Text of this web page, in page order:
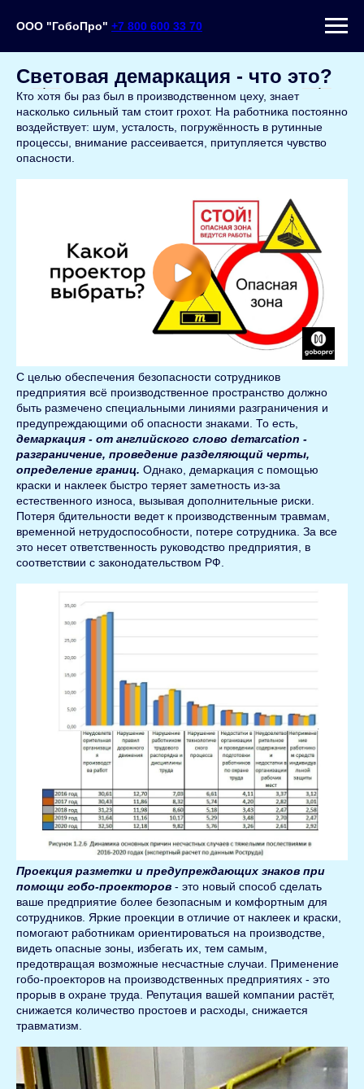
ООО "ГобоПро" +7 800 600 33 70
Световая демаркация - что это?
Кто хотя бы раз был в производственном цеху, знает
насколько сильный там стоит грохот. На работника постоянно
воздействует: шум, усталость, погружённость в рутинные
процессы, внимание рассеивается, притупляется чувство
опасности.
С целью обеспечения безопасности сотрудников
предприятия всё производственное пространство должно
быть размечено специальными линиями разграничения и
предупреждающими об опасности знаками. То есть,
демаркация - от английского слово demarcation -
разграничение, проведение разделяющий черты,
определение границ. Однако, демаркация с помощью
краски и наклеек быстро теряет заметность из-за
естественного износа, вызывая дополнительные риски.
Потеря бдительности ведет к производственным травмам,
временной нетрудоспособности, потере сотрудника. За все
это несет ответственность руководство предприятия, в
соответствии с законодательством РФ.
Проекция разметки и предупреждающих знаков при
помощи гобо-проекторов - это новый способ сделать
ваше предприятие более безопасным и комфортным для
сотрудников. Яркие проекции в отличие от наклеек и краски,
помогают работникам ориентироваться на производстве,
видеть опасные зоны, избегать их, тем самым,
предотвращая возможные несчастные случаи. Применение
гобо-проекторов на производственных предприятиях - это
прорыв в охране труда. Репутация вашей компании растёт,
снижается количество простоев и расходы, снижается
травматизм.